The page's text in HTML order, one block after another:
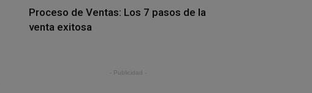
Proceso de Ventas: Los 7 pasos de la
venta exitosa
- Publicidad -